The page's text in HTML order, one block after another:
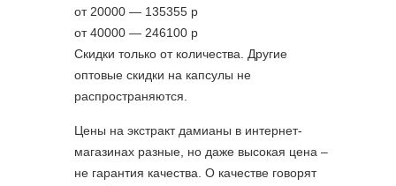
от 20000 — 135355 р
от 40000 — 246100 р
Скидки только от количества. Другие
оптовые скидки на капсулы не
распространяются.
Цены на экстракт дамианы в интернет-
магазинах разные, но даже высокая цена –
не гарантия качества. О качестве говорят